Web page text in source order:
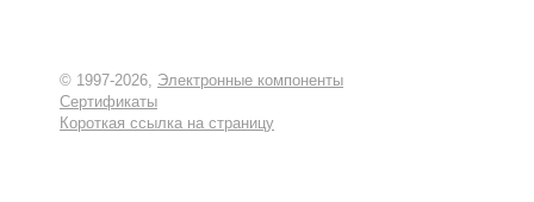
© 1997-2026, Электронные компоненты
Сертификаты
Короткая ссылка на страницу